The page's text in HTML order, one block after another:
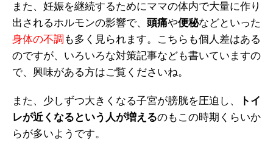
また、妊娠を継続するためにママの体内で大量に作り
出されるホルモンの影響で、 頭痛や便秘などといった
身体の不調 も多く見られます。こちらも個人差はある
のですが、いろいろな対策記事なども書いていますの
で、興味がある方はご覧くださいね。
また、少しずつ大きくなる子宮が膀胱を圧迫し、
トイ
レが近くなるという人が増えるのもこの時期くらいか
らが多いようです。